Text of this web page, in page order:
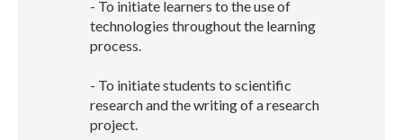
- To initiate learners to the use of
technologies throughout the learning
process.
- To initiate students to scientific
research and the writing of a research
project.